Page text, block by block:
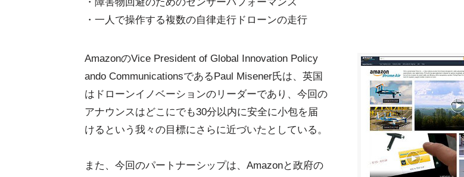
・一人で操作する複数の自律走行ドローンの走行
AmazonのVice President of Global Innovation Policy
ando CommunicationsであるPaul Misener氏は、英国
はドローンイノベーションのリーダーであり、今回の
アナウンスはどこにでも30分以内に安全に小包を届
けるという我々の目標にさらに近づいたとしている。
また、今回のパートナーシップは、Amazonと政府の